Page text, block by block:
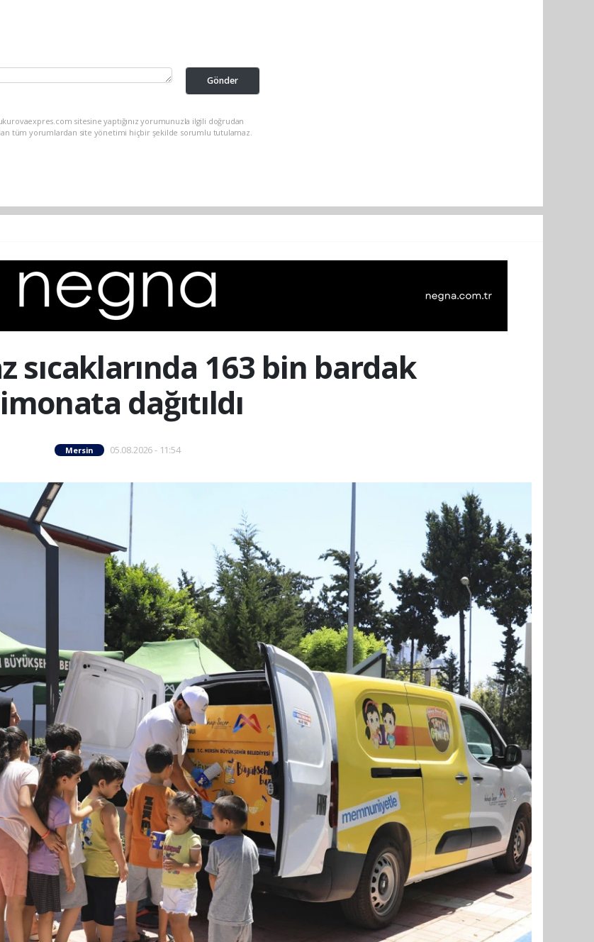
Gönder
sitesine yaptığınız yorumunuzla ilgili doğrudan
tüm yorumlardan site yönetimi hiçbir şekilde sorumlu tutulamaz.
sıcaklarında 163 bin bardak
dağıtıldı
Mersin 05.08.2026 - 11:54